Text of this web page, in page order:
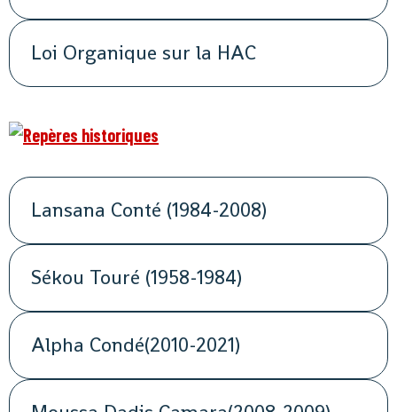
Loi Organique sur la HAC
Lansana Conté (1984-2008)
Sékou Touré (1958-1984)
Alpha Condé(2010-2021)